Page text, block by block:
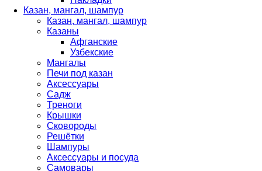
Казан, мангал, шампур
Казан, мангал, шампур
Казаны
Афганские
Узбекские
Мангалы
Печи под казан
Аксессуары
Садж
Треноги
Крышки
Сковороды
Решётки
Шампуры
Аксессуары и посуда
Самовары